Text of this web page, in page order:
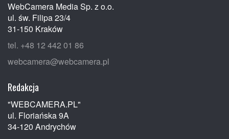
WebCamera Media Sp. z o.o.
ul. św. Filipa 23/4
31-150 Kraków
tel. +48 12 442 01 86
webcamera@webcamera.pl
Redakcja
"WEBCAMERA.PL"
ul. Floriańska 9A
34-120 Andrychów